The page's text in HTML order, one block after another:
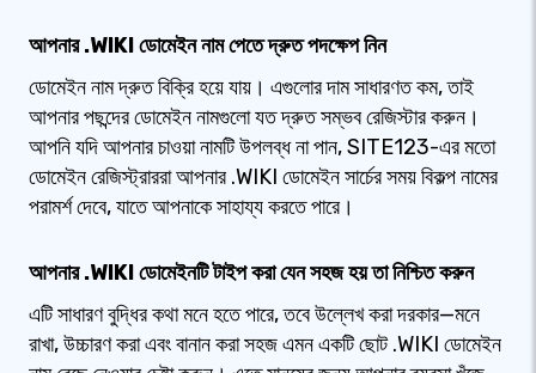
আপনার .WIKI ডোমেইন নাম পেতে দ্রুত পদক্ষেপ নিন
ডোমেইন নাম দ্রুত বিক্রি হয়ে যায়। এগুলোর দাম সাধারণত কম, তাই
আপনার পছন্দের ডোমেইন নামগুলো যত দ্রুত সম্ভব রেজিস্টার করুন।
আপনি যদি আপনার চাওয়া নামটি উপলব্ধ না পান, SITE123-এর মতো
ডোমেইন রেজিস্ট্রাররা আপনার .WIKI ডোমেইন সার্চের সময় বিকল্প নামের
পরামর্শ দেবে, যাতে আপনাকে সাহায্য করতে পারে।
আপনার .WIKI ডোমেইনটি টাইপ করা যেন সহজ হয় তা নিশ্চিত করুন
এটি সাধারণ বুদ্ধির কথা মনে হতে পারে, তবে উল্লেখ করা দরকার—মনে
রাখা, উচ্চারণ করা এবং বানান করা সহজ এমন একটি ছোট .WIKI ডোমেইন